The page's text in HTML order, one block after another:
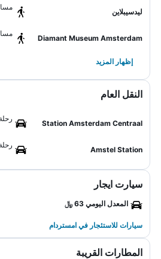
ليدسيبلاين
مسافة
Diamant Museum Amsterdam
مسافة
إظهار المزيد
النقل العام
Station Amsterdam Centraal
رحلة
Amstel Station
رحلة
سيارت ايجار
المعدل اليومي 63 ﷼
سيارات للاستئجار في امستردام
المطارات القريبة